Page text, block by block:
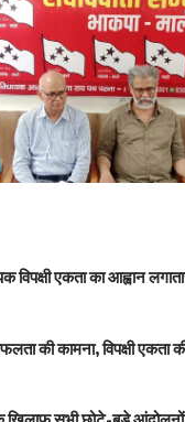
विपक्षी एकता का आह्वान
की कामना, विपक्षी एकता